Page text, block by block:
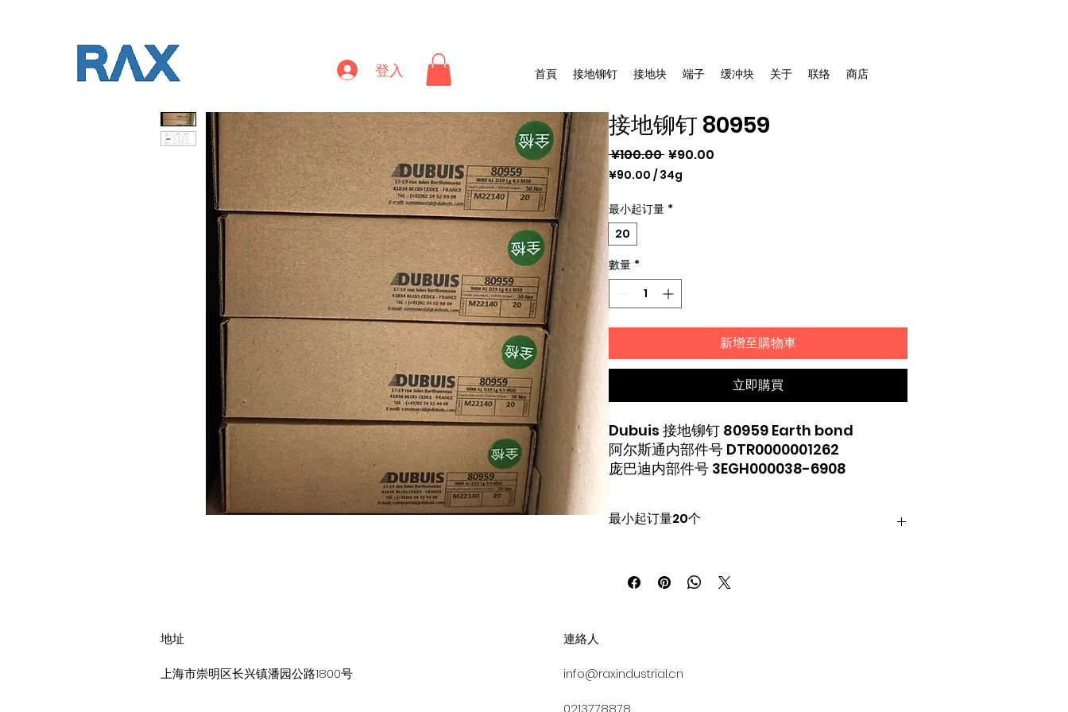
首頁 接地铆钉 接地块 端子 缓冲块 关于 联络 商店
登入
接地铆钉 80959
¥100.00 一
般
格
¥90.00
¥90.00 /34g
34
公
克
之
價
格
¥90.00
最小起订量 *
20
數量 *
新增至購物車
立即購買
Dubuis 接地铆钉 80959 Earth bond
阿尔斯通内部件号 DTR0000001262
庞巴迪内部件号 3EGH000038-6908
最小起订量20个
地址
上海市崇明区长兴镇潘园公路1800号
連絡人
info@raxindustrial.cn
0213778878